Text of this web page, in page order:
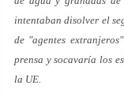
intentaban disolver el
de "agentes
prensa y socavaría los
la UE.